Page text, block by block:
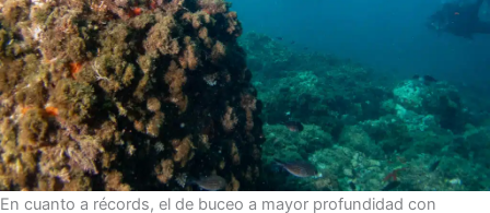
En cuanto a récords, el de buceo a mayor profundidad con